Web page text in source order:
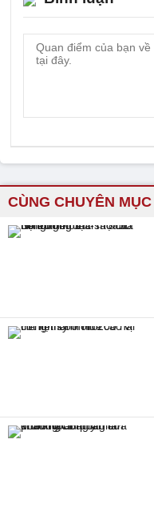
CÙNG CHUYÊN MỤC